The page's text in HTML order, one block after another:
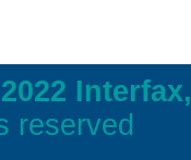
reserved